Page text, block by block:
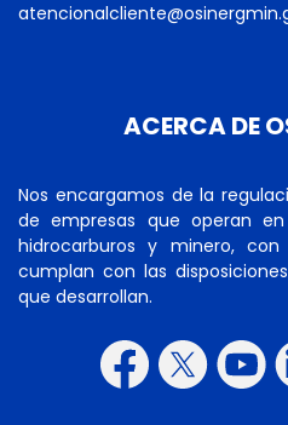
ACERCA DE
Nos encargamos de la
de empresas que operan
hidrocarburos y minero,
cumplan con las
que desarrollan.